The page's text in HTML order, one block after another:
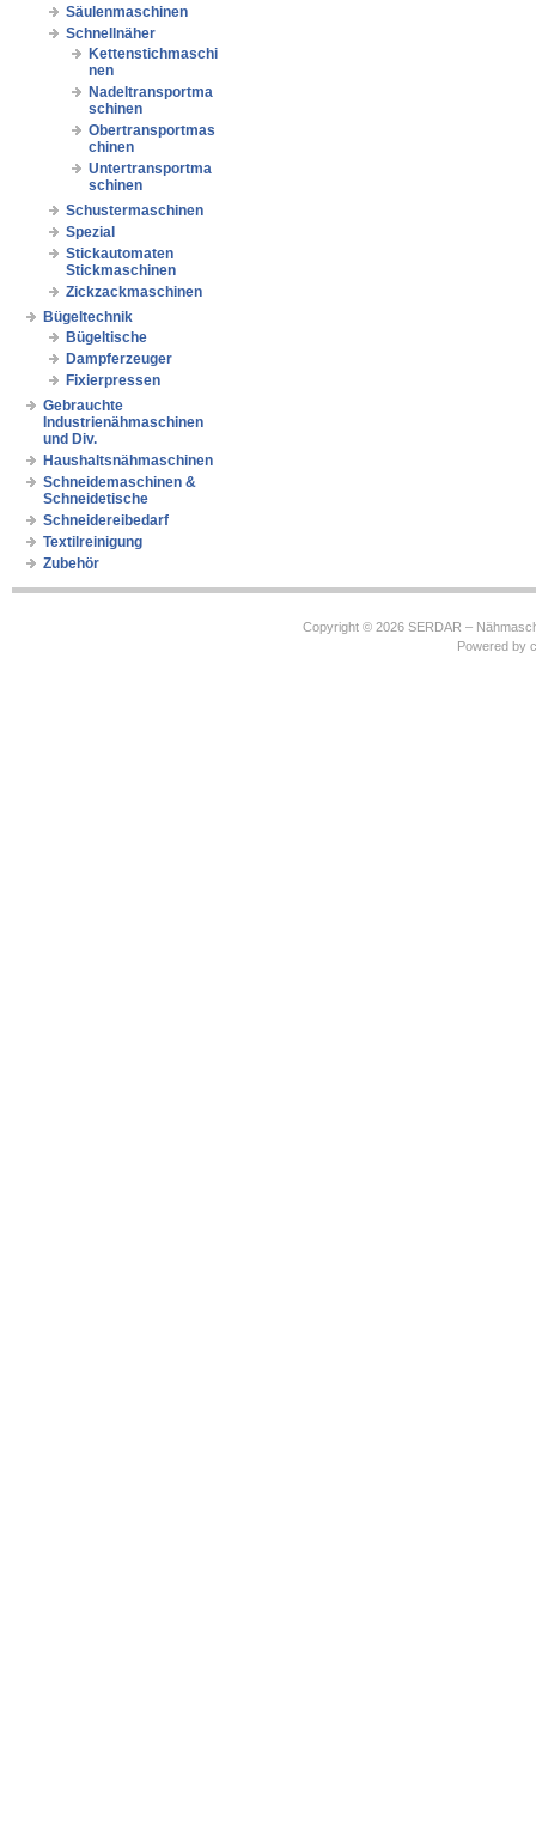
Säulenmaschinen
Schnellnäher
Kettenstichmaschi
nen
Nadeltransportma
schinen
Obertransportmas
chinen
Untertransportma
schinen
Schustermaschinen
Spezial
Stickautomaten
Stickmaschinen
Zickzackmaschinen
Bügeltechnik
Bügeltische
Dampferzeuger
Fixierpressen
Gebrauchte
Industrienähmaschinen
und Div.
Haushaltsnähmaschinen
Schneidemaschinen &
Schneidetische
Schneidereibedarf
Textilreinigung
Zubehör
Copyright © 2026 SERDAR –
Powered by